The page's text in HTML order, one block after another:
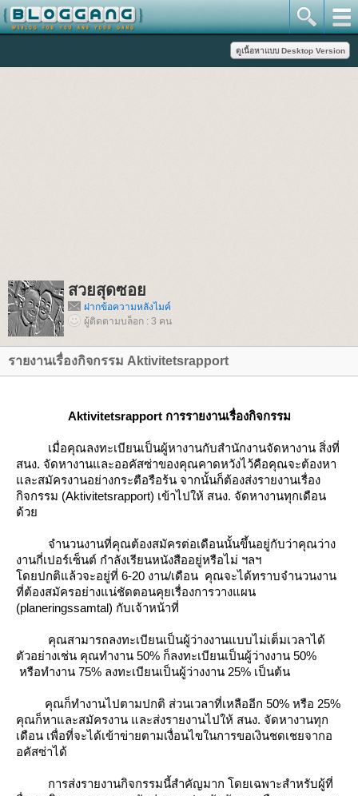
สวยสุดซอ
ฝากข้อความหลังไมค์
ผู้ติดตามบล็อก : 3 คน
รายงานเรื่องกิจกรรม Aktivitetsrapport
Aktivitetsrapport การรายงานเรื่องกิจกรรม
เมื่อคุณลงทะเบียนเป็นผู้หางานกับสำนักงานจัดหางาน สิ่งที่
สนง. จัดหางานและออคัสซ่าของคุณคาดหวังไว้คือคุณจะต้องหา
ละสมัครงานอย่างกระตือรือร้น จากนั้นก็ต้องส่งรายงานเรื่อง
กิจกรรม (Aktivitetsrapport) เข้าไปให้ สนง. จัดหางานทุกเดือน
ด้ว
จำนวนงานที่คุณต้องสมัครต่อเดือนนั้นขึ้นอยู่กับว่าคุณว่าง
งานกี่เปอร์เซ็นต์ กำลังเรียนหนังสืออยู่หรือไม่ ฯลฯ
ดยปกติแล้วจะอยู่ที่ 6-20 งาน/เดือน คุณจะได้ทราบจำนวนงาน
ที่ต้องสมัครอย่างแน่ชัดตอนคุยเรื่องการวางแผน
(planeringssamtal) กับเจ้าหน้าที่
คุณสามารถลงทะเบียนเป็นผู้ว่างงานแบบไม่เต็มเวลาได้
ตัวอย่างเช่น คุณทำงาน 50% ก็ลงทะเบียนเป็นผู้ว่างงาน 50%
หรือทำงาน 75% ลงทะเบียนเป็นผู้ว่างงาน 25% เป็นต้น
คุณก็ทำงานไปตามปกติ ส่วนเวลาที่เหลืออีก 50% หรือ 25%
คุณก็หาและสมัครงาน และส่งรายงานไปให้ สนง. จัดหางานทุก
เดือน เพื่อที่จะได้เข้าข่ายตามเงื่อนไขในการขอเงินชดเชยจากอ
อคัสซ่าได้
การส่งรายงานกิจกรรมนี้สำคัญมาก โดยเฉพาะสำหรับผู้ที่